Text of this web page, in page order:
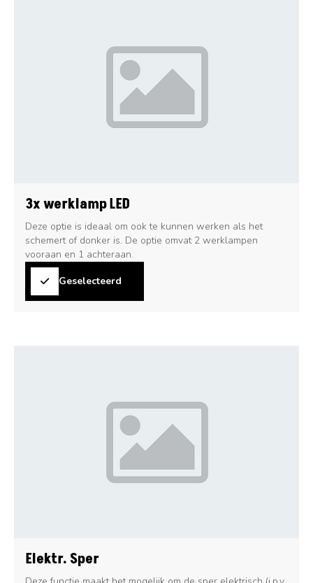
3x werklamp LED
Deze optie is ideaal om ook te kunnen werken als het
schemert of donker is. De optie omvat 2 werklampen
vooraan en 1 achteraan.
Geselecteerd
Elektr. Sper